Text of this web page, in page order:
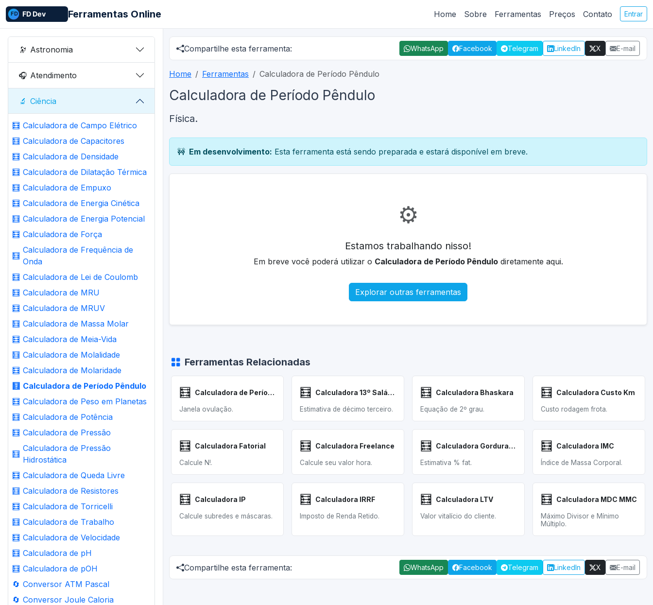
Ferramentas Online Home Sobre Ferramentas Preços Contato Entrar
🔭 Astronomia
🎧 Atendimento
🔬 Ciência
🧮 Calculadora de Campo Elétrico
🧮 Calculadora de Capacitores
🧮 Calculadora de Densidade
🧮 Calculadora de Dilatação Térmica
🧮 Calculadora de Empuxo
🧮 Calculadora de Energia Cinética
🧮 Calculadora de Energia Potencial
🧮 Calculadora de Força
🧮
Calculadora de Frequência de
Onda
🧮 Calculadora de Lei de Coulomb
🧮 Calculadora de MRU
🧮 Calculadora de MRUV
🧮 Calculadora de Massa Molar
🧮 Calculadora de Meia-Vida
🧮 Calculadora de Molalidade
🧮 Calculadora de Molaridade
🧮 Calculadora de Período Pêndulo
🧮 Calculadora de Peso em Planetas
🧮 Calculadora de Potência
🧮 Calculadora de Pressão
🧮
Calculadora de Pressão
Hidrostática
🧮 Calculadora de Queda Livre
🧮 Calculadora de Resistores
🧮 Calculadora de Torricelli
🧮 Calculadora de Trabalho
🧮 Calculadora de Velocidade
🧮 Calculadora de pH
🧮 Calculadora de pOH
🔄 Conversor ATM Pascal
🔄 Conversor Joule Caloria
Compartilhe esta ferramenta: WhatsApp Facebook Telegram LinkedIn X E-mail
Home Ferramentas Calculadora de Período Pêndulo
Calculadora de Período Pêndulo
Física.
🚧 Em desenvolvimento: Esta ferramenta está sendo preparada e estará disponível em breve.
⚙️
Estamos trabalhando nisso!
Em breve você poderá utilizar o Calculadora de Período Pêndulodiretamente aqui.
Explorar outras ferramentas
Ferramentas Relacionadas
🧮 Calculadora de Período Fértil
Janela ovulação.
🧮 Calculadora 13º Salário
Estimativa de décimo terceiro.
🧮 Calculadora Bhaskara
Equação de 2º grau.
🧮 Calculadora Custo Km
Custo rodagem frota.
🧮 Calculadora Fatorial
Calcule N!.
🧮 Calculadora Freelance
Calcule seu valor hora.
🧮 Calculadora Gordura Corporal
Estimativa % fat.
🧮 Calculadora IMC
Índice de Massa Corporal.
🧮 Calculadora IP
Calcule subredes e máscaras.
🧮 Calculadora IRRF
Imposto de Renda Retido.
🧮 Calculadora LTV
Valor vitalício do cliente.
🧮 Calculadora MDC MMC
Máximo Divisor e Mínimo
Múltiplo.
Compartilhe esta ferramenta: WhatsApp Facebook Telegram LinkedIn X E-mail